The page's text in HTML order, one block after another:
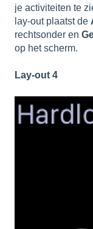
je activiteiten te
lay-out plaatst de
rechtsonder en
op het scherm.
Lay-out 4